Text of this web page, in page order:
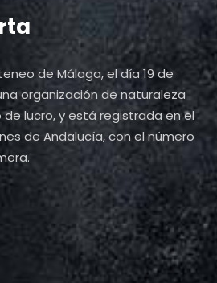
de Málaga, el día 19 de
organización de naturaleza
lucro, y está registrada en el
de Andalucía, con el número